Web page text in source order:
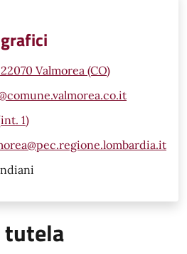
Valmorea (CO)
1)